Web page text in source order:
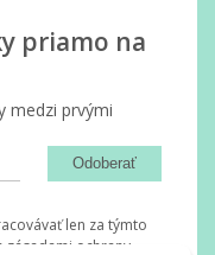
priamo na
medzi prvými
Odoberať
len za týmto
zásadami ochrany